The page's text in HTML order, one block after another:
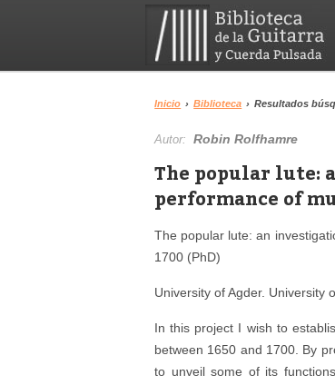
Inicio › Biblioteca › Resultados
Autor:Robin Rolfhamre
The popular lute:
performance of
The popular lute: an
1700 (PhD)
University of Agder. University
In this project I wish to
between 1650 and 1700. By
to unveil some of its